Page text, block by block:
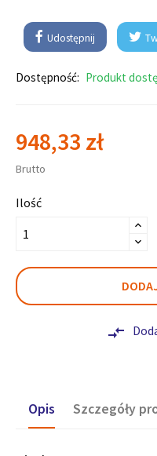
Udostępnij
Dostępność: Produkt
948,33 zł
Brutto
Ilość
compare_arrows
Opis Szczegóły